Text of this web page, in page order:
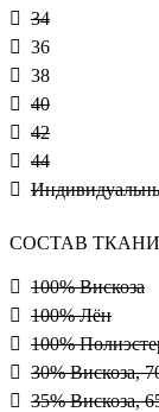
34
36
38
40
42
44
СОСТАВ ТКАНИ
100% Вискоза
100% Лён
100%
30% Вискоза,
35% Вискоза,